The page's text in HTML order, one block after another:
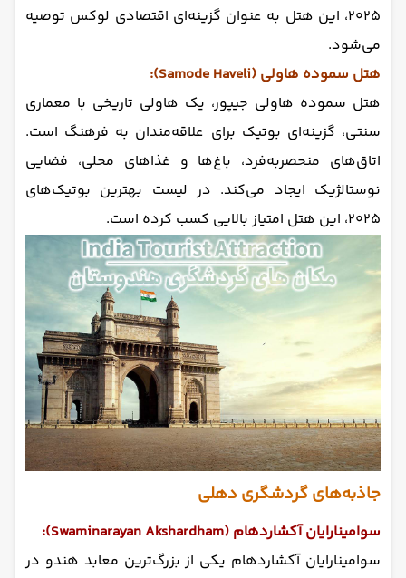
۲۰۲۵، این هتل به عنوان گزینه‌ای اقتصادی لوکس توصیه
می‌شود.
هتل سموده هاولی (Samode Haveli):
هتل سموده هاولی جیپور، یک هاولی تاریخی با معماری
سنتی، گزینه‌ای بوتیک برای علاقه‌مندان به فرهنگ است.
اتاق‌های منحصربه‌فرد، باغ‌ها و غذاهای محلی، فضایی
نوستالژیک ایجاد می‌کند. در لیست بهترین بوتیک‌های
۲۰۲۵، این هتل امتیاز بالایی کسب کرده است.
جاذبه‌های گردشگری دهلی
سوامینارایان آکشاردهام (Swaminarayan Akshardham):
سوامینارایان آکشاردهام یکی از بزرگ‌ترین معابد هندو در